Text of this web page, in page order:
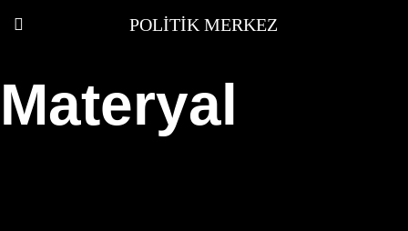
POLITIK MERKEZ
Materyal